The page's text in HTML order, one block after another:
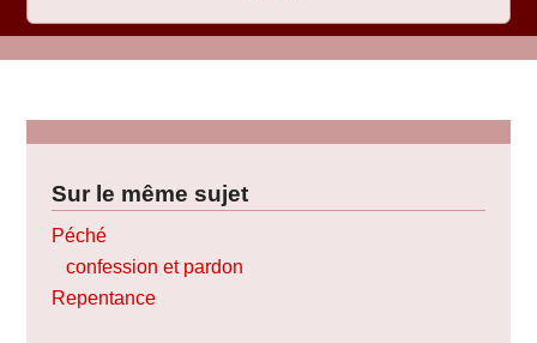
Sur le même sujet
Péché
confession et pardon
Repentance